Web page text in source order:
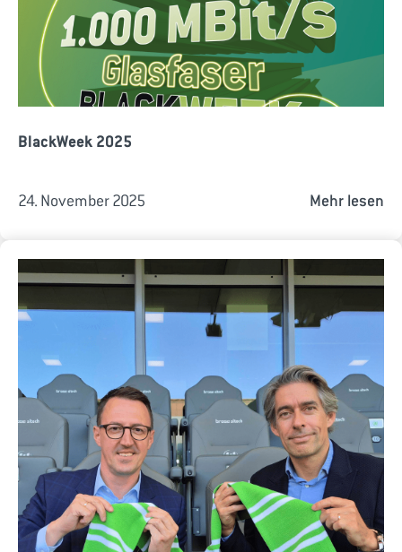
BlackWeek 2025
24. November 2025 Mehr lesen